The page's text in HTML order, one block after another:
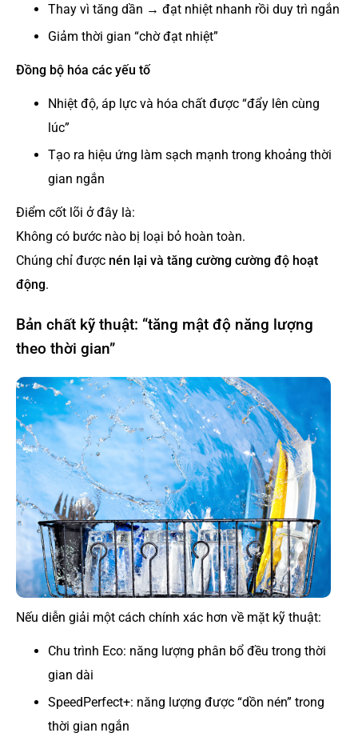
Thay vì tăng dần → đạt nhiệt nhanh rồi duy trì ngắn
Giảm thời gian “chờ đạt nhiệt”
Đồng bộ hóa các yếu tố
Nhiệt độ, áp lực và hóa chất được “đẩy lên cùng
lúc”
Tạo ra hiệu ứng làm sạch mạnh trong khoảng thời
gian ngắn
Điểm cốt lõi ở đây là:
Không có bước nào bị loại bỏ hoàn toàn.
Chúng chỉ được nén lại và tăng cường cường độ hoạt
động.
Bản chất kỹ thuật: “tăng mật độ năng lượng
theo thời gian”
Nếu diễn giải một cách chính xác hơn về mặt kỹ thuật:
Chu trình Eco: năng lượng phân bổ đều trong thời
gian dài
SpeedPerfect+: năng lượng được “dồn nén” trong
thời gian ngắn